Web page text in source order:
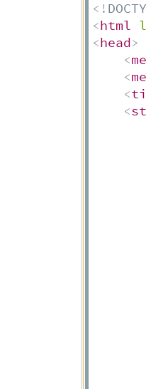
<!
<html
<head>
<
<
<
<